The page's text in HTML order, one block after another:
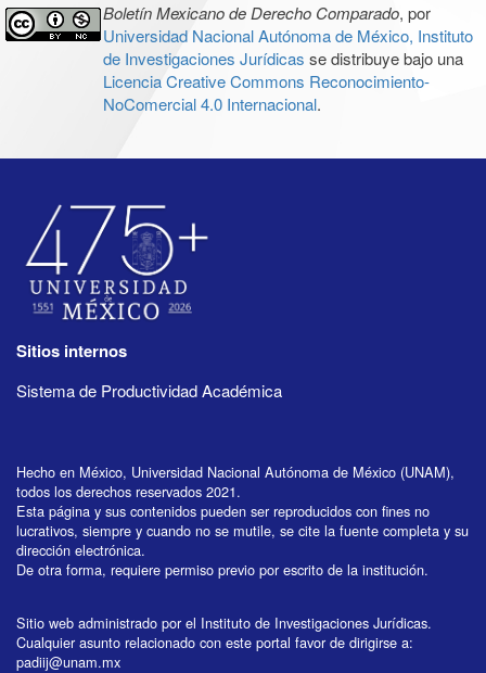
Boletín Mexicano de Derecho Comparado, por
Universidad Nacional Autónoma de México, Instituto
de Investigaciones Jurídicas se distribuye bajo una
Licencia Creative Commons Reconocimiento-
NoComercial 4.0 Internacional.
Sitios internos
Sistema de Productividad Académica
Hecho en México, Universidad Nacional Autónoma de México (UNAM),
todos los derechos reservados 2021.
Esta página y sus contenidos pueden ser reproducidos con fines no
lucrativos, siempre y cuando no se mutile, se cite la fuente completa y su
dirección electrónica.
De otra forma, requiere permiso previo por escrito de la institución.
Sitio web administrado por el Instituto de Investigaciones Jurídicas.
Cualquier asunto relacionado con este portal favor de dirigirse a:
padiij@unam.mx